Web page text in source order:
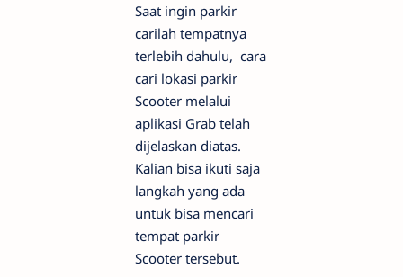
Saat ingin parkir
carilah tempatnya
terlebih dahulu, cara
cari lokasi parkir
Scooter melalui
aplikasi Grab telah
dijelaskan diatas.
Kalian bisa ikuti saja
langkah yang ada
untuk bisa mencari
tempat parkir
Scooter tersebut.